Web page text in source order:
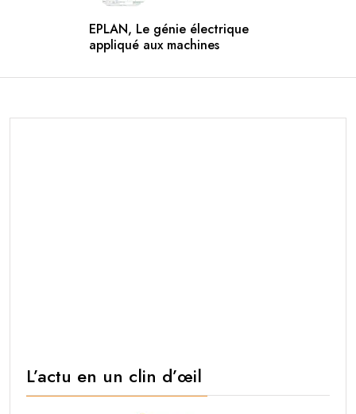
EPLAN, Le génie électrique
appliqué aux machines
L’actu en un clin d’œil